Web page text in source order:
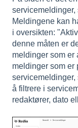
servicemeldinger,
Meldingene kan
i oversikten:
denne måten er
meldinger som er
meldinger som er
servicemeldinger,
å filtrere i
redaktører, dato